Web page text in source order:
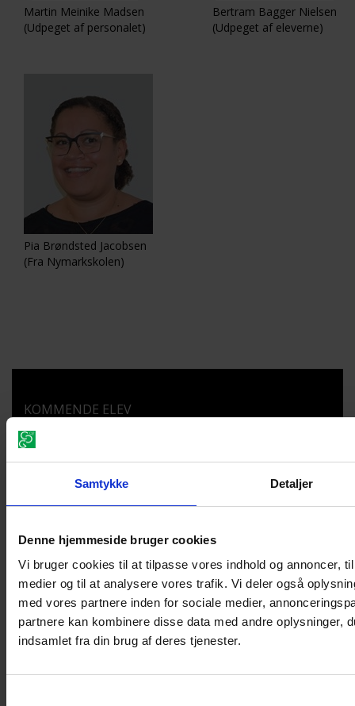
Samtykke Detaljer
Denne hjemmeside bruger cookies
Vi bruger cookies til at tilpasse vores indhold og annoncer,
medier og til at analysere vores trafik. Vi deler også
med vores partnere inden for sociale medier,
partnere kan kombinere disse data med andre oplysninger,
indsamlet fra din brug af deres tjenester.
Martin Meinike Madsen
(Udpeget af personalet)
Bertram Bagger Nielsen
(Udpeget af eleverne)
Pia Brøndsted Jacobsen
(Fra Nymarkskolen)
KOMMENDE ELEV
Uddannelser
Optagelse
Studie- og læsevejledningen
RETNINGER OG FAGPAKKER
Studieretninger på STX
Fagpakker på HF